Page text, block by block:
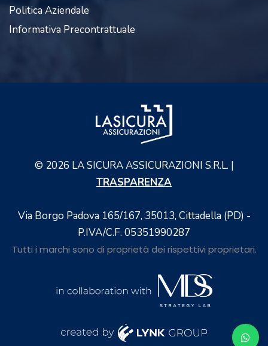
Politica Aziendale
Informativa Precontrattuale
© 2026 LA SICURA ASSICURAZIONI S.R.L. |
TRASPARENZA
Via Borgo Padova 165/167, 35013, Cittadella (PD) -
P.IVA/C.F. 05351990287
Tutti i marchi sono di proprietà dei rispettivi proprietari.